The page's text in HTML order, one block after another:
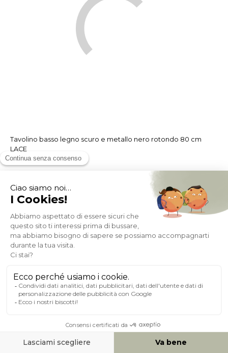
Tavolino basso legno scuro e metallo nero rotondo 80 cm
LACE
(2)
- 50%
144,18 288,35
Miliboo è anche
un servizio unico!